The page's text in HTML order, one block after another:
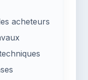
acheteurs